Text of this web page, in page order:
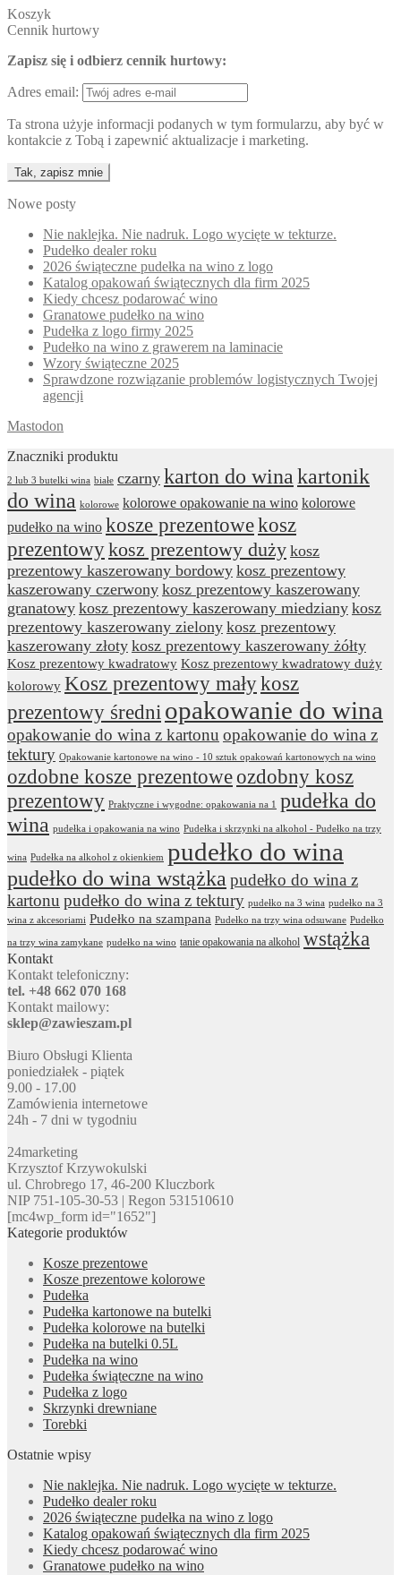
Koszyk
Cennik hurtowy
Zapisz się i odbierz cennik hurtowy:
Adres email:
Ta strona użyje informacji podanych w tym formularzu, aby być w
kontakcie z Tobą i zapewnić aktualizacje i marketing.
Nowe posty
Nie naklejka. Nie nadruk. Logo wycięte w tekturze.
Pudełko dealer roku
2026 świąteczne pudełka na wino z logo
Katalog opakowań świątecznych dla firm 2025
Kiedy chcesz podarować wino
Granatowe pudełko na wino
Pudełka z logo firmy 2025
Pudełko na wino z grawerem na laminacie
Wzory świąteczne 2025
Sprawdzone rozwiązanie problemów logistycznych Twojej
agencji
Mastodon
Znaczniki produktu
2 lub 3 butelki wina białe czarny karton do wina kartonik
do wina kolorowe kolorowe opakowanie na wino kolorowe
pudełko na wino kosze prezentowekosz
prezentowykosz prezentowy duży kosz
prezentowy kaszerowany bordowy kosz prezentowy
kaszerowany czerwony kosz prezentowy kaszerowany
granatowy kosz prezentowy kaszerowany miedziany kosz
prezentowy kaszerowany zielony kosz prezentowy
kaszerowany złoty kosz prezentowy kaszerowany żółty
Kosz prezentowy kwadratowy Kosz prezentowy kwadratowy duży
kolorowy Kosz prezentowy małykosz
prezentowy średni opakowanie do wina
opakowanie do wina z kartonu opakowanie do wina z
tektury Opakowanie kartonowe na wino - 10 sztuk opakowań kartonowych na wino
ozdobne kosze prezentoweozdobny kosz
prezentowy Praktyczne i wygodne: opakowania na 1
pudełka do
wina pudełka i opakowania na wino Pudełka i skrzynki na alkohol - Pudełko na trzy
wina Pudełka na alkohol z okienkiem pudełko do wina
pudełko do wina wstążka pudełko do wina z
kartonu pudełko do wina z tektury pudełko na 3 wina pudełko na 3
wina z akcesoriami Pudełko na szampana Pudełko na trzy wina odsuwane Pudełko
na trzy wina zamykane pudełko na wino tanie opakowania na alkohol wstążka
Kontakt
Kontakt telefoniczny:
tel. +48 662 070 168
Kontakt mailowy:
sklep@zawieszam.pl
Biuro Obsługi Klienta
poniedziałek - piątek
9.00 - 17.00
Zamówienia internetowe
24h - 7 dni w tygodniu
24marketing
Krzysztof Krzywokulski
ul. Chrobrego 17, 46-200 Kluczbork
NIP 751-105-30-53 | Regon 531510610
[mc4wp_form id="1652"]
Kategorie produktów
Kosze prezentowe
Kosze prezentowe kolorowe
Pudełka
Pudełka kartonowe na butelki
Pudełka kolorowe na butelki
Pudełka na butelki 0.5L
Pudełka na wino
Pudełka świąteczne na wino
Pudełka z logo
Skrzynki drewniane
Torebki
Ostatnie wpisy
Nie naklejka. Nie nadruk. Logo wycięte w tekturze.
Pudełko dealer roku
2026 świąteczne pudełka na wino z logo
Katalog opakowań świątecznych dla firm 2025
Kiedy chcesz podarować wino
Granatowe pudełko na wino